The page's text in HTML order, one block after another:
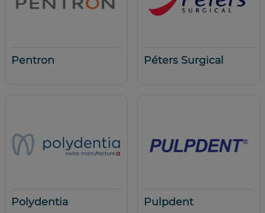
Pentron Péters Surgical
Polydentia Pulpdent